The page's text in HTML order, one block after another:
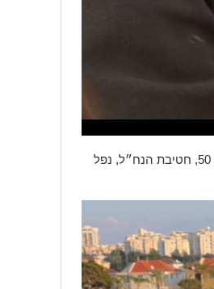
- סמ״ר עידו אפל (Ido Appel), בן 21, מצופר, לוחם בגדוד 50, חטיבת הנח״ל, נפל